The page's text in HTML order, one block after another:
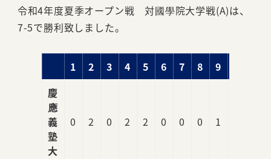
令和4年度夏季オープン戦 対國學院大学戦(A)は、
7-5で勝利致しました。
1 2 3 4 5 6 7 8 9
慶
應
義
塾
大
0 2 0 2 2 0 0 0 1